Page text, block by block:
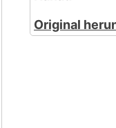
Original